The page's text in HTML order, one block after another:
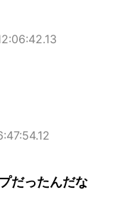
だったんだな